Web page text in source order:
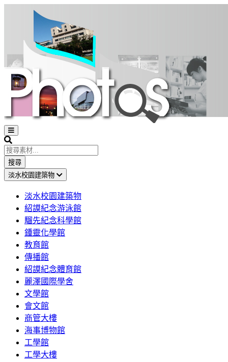
Open
sidebar
Search
搜尋
淡水校園建築物
淡水校園建築物
紹謨紀念游泳館
騮先紀念科學館
鍾靈化學館
教育館
傳播館
紹謨紀念體育館
麗澤國際學舍
文學館
會文館
商管大樓
海事博物館
工學館
工學大樓